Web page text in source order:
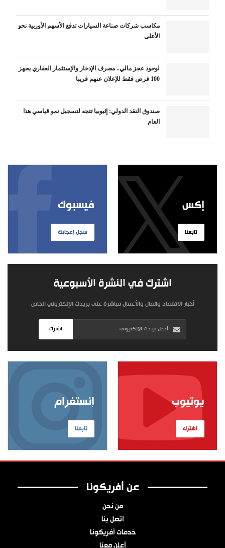
مكاسب شركات صناعة السيارات تدفع الأسهم الأوربية نحو
الأعلى
لوجود عجز مالي.. مصرف الإدخار والإستثمار العقاري يجهز
100 قرض فقط للإعلان عنهم قريبا
صندوق النقد الدولي: إثيوبيا تتجه لتسجيل نمو قياسي هذا
العام
فيسبوك
سجل إعجابك
إكس
تابعنا
اشترك في النشرة الأسبوعية
أخبار الاقتصاد والمال والأعمال مباشرة على بريدك الإلكتروني الخاص
اشترك
إنستغرام
تابعنا
يوتيوب
اشترك
عن أفريكونا
من نحن
اتصل بنا
خدمات أفريكونا